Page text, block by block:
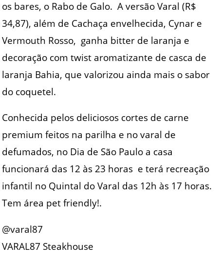
os bares, o Rabo de Galo. A versão Varal (R$
34,87), além de Cachaça envelhecida, Cynar e
Vermouth Rosso, ganha bitter de laranja e
decoração com twist aromatizante de casca de
laranja Bahia, que valorizou ainda mais o sabor
do coquetel.
Conhecida pelos deliciosos cortes de carne
premium feitos na parilha e no varal de
defumados, no Dia de São Paulo a casa
funcionará das 12 às 23 horas e terá recreação
infantil no Quintal do Varal das 12h às 17 horas.
Tem área pet friendly!.
@varal87
VARAL87 Steakhouse